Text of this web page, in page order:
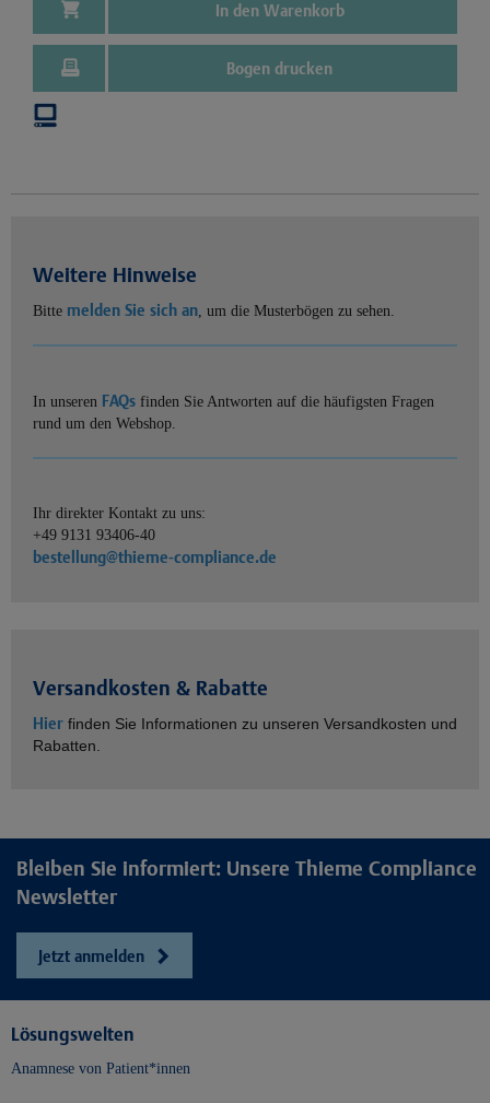
In den Warenkorb
Bogen drucken
Weitere Hinweise
Bitte melden Sie sich an, um die Musterbögen zu sehen.
In unseren FAQs finden Sie Antworten auf die häufigsten Fragen
rund um den Webshop.
Ihr direkter Kontakt zu uns:
+49 9131 93406-40
bestellung@thieme-compliance.de
Versandkosten & Rabatte
Hier finden Sie Informationen zu unseren Versandkosten und
Rabatten.
Bleiben Sie informiert: Unsere Thieme Compliance
Newsletter
Jetzt anmelden
Lösungswelten
Anamnese von Patient*innen